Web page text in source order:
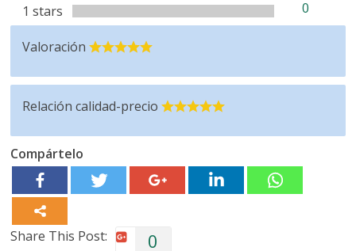
1 stars
0
Valoración
Relación calidad-precio
Compártelo
Share This Post: 0